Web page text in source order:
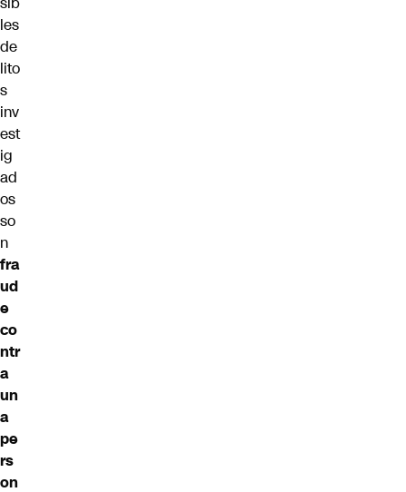
les
de
lito
s
inv
est
ig
ad
os
so
n
fra
ud
e
co
ntr
a
un
a
pe
rs
on